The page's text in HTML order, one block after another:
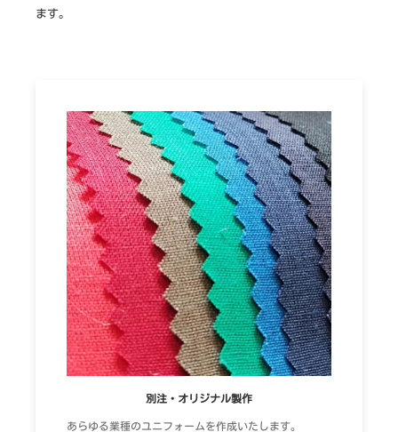
ます。
別注・オリジナル製作
あらゆる業種のユニフォームを作成いたします。